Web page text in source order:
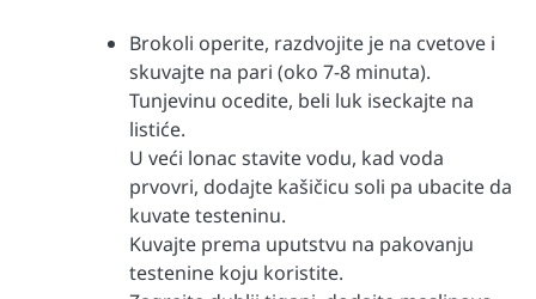
Brokoli operite, razdvojite je na cvetove i
skuvajte na pari (oko 7-8 minuta).
Tunjevinu ocedite, beli luk iseckajte na
listiće.
U veći lonac stavite vodu, kad voda
prvovri, dodajte kašičicu soli pa ubacite da
kuvate testeninu.
Kuvajte prema uputstvu na pakovanju
testenine koju koristite.